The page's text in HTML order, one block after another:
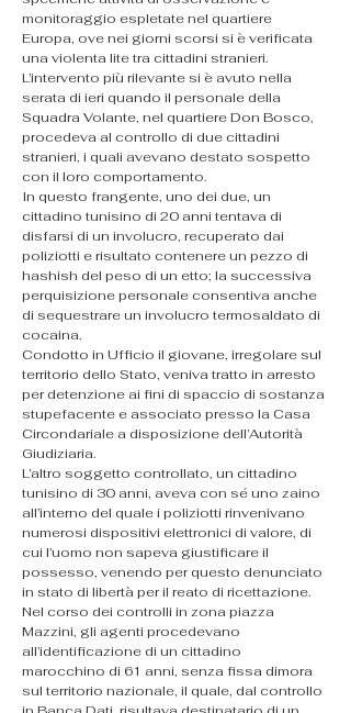
monitoraggio espletate nel quartiere
Europa, ove nei giorni scorsi si è verificata
una violenta lite tra cittadini stranieri.
L’intervento più rilevante si è avuto nella
serata di ieri quando il personale della
Squadra Volante, nel quartiere Don Bosco,
procedeva al controllo di due cittadini
stranieri, i quali avevano destato sospetto
con il loro comportamento.
In questo frangente, uno dei due, un
cittadino tunisino di 20 anni tentava di
disfarsi di un involucro, recuperato dai
poliziotti e risultato contenere un pezzo di
hashish del peso di un etto; la successiva
perquisizione personale consentiva anche
di sequestrare un involucro termosaldato di
cocaina.
Condotto in Ufficio il giovane, irregolare sul
territorio dello Stato, veniva tratto in arresto
per detenzione ai fini di spaccio di sostanza
stupefacente e associato presso la Casa
Circondariale a disposizione dell’Autorità
Giudiziaria.
L’altro soggetto controllato, un cittadino
tunisino di 30 anni, aveva con sé uno zaino
all’interno del quale i poliziotti rinvenivano
numerosi dispositivi elettronici di valore, di
cui l’uomo non sapeva giustificare il
possesso, venendo per questo denunciato
in stato di libertà per il reato di ricettazione.
Nel corso dei controlli in zona piazza
Mazzini, gli agenti procedevano
all’identificazione di un cittadino
marocchino di 61 anni, senza fissa dimora
sul territorio nazionale, il quale, dal controllo